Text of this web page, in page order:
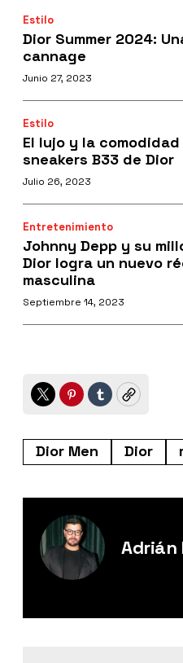
Estilo
Dior Summer 2024:
cannage
Junio 27, 2023
Estilo
El lujo y la
sneakers B33 de Dior
Julio 26, 2023
Entretenimiento
Johnny Depp y su
Dior logra un nuevo
masculina
Septiembre 14, 2023
TwitterPinterest
TumblrCopy
Dior Men Dior
Adrián